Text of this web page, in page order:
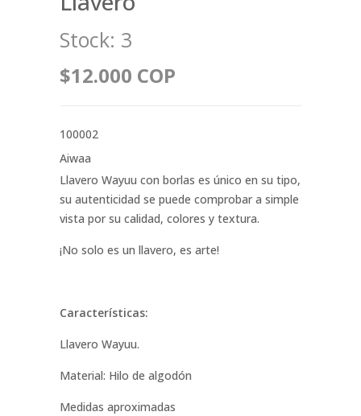
Stock: 3
$12.000 COP
100002
Aiwaa
Llavero Wayuu con borlas es único en su tipo,
su autenticidad se puede comprobar a simple
vista por su calidad, colores y textura.
¡No solo es un llavero, es arte!
Características:
Llavero Wayuu.
Material: Hilo de algodón
Medidas aproximadas